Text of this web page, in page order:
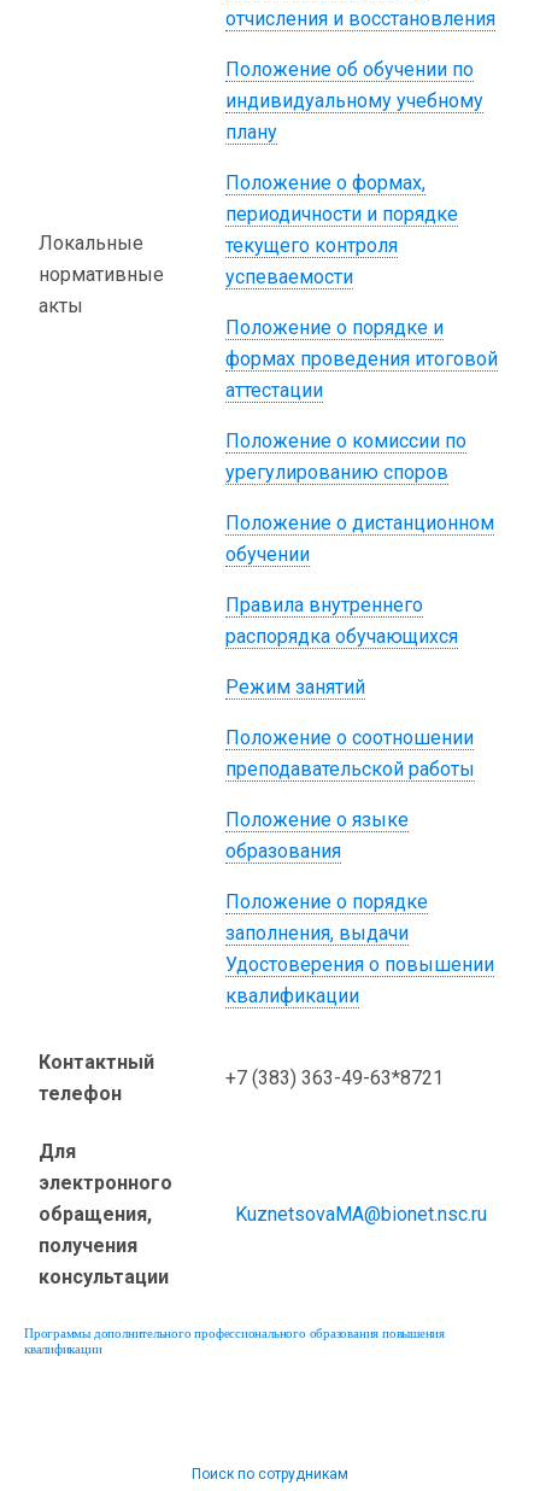
Локальные
нормативные
акты
отчисления и восстановления
Положение об обучении по
индивидуальному учебному
плану
Положение о формах,
периодичности и порядке
текущего контроля
успеваемости
Положение о порядке и
формах проведения итоговой
аттестации
Положение о комиссии по
урегулированию споров
Положение о дистанционном
обучении
Правила внутреннего
распорядка обучающихся
Режим занятий
Положение о соотношении
преподавательской работы
Положение о языке
образования
Положение о порядке
заполнения, выдачи
Удостоверения о повышении
квалификации
Контактный
телефон
+7 (383) 363-49-63*8721
Для
электронного
обращения,
получения
консультации
KuznetsovaMA@bionet.nsc.ru
Программы дополнительного профессионального образования повышения
квалификации
Поиск по сотрудникам